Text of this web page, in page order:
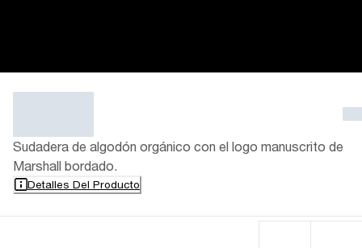
Sudadera de algodón orgánico con el logo manuscrito de
Marshall bordado.
Detalles Del Producto